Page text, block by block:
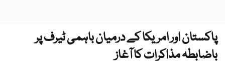
پاکستان اور امریکا کے درمیان باہمی ٹیرف پر
باضابطہ مذاکرات کا آغاز